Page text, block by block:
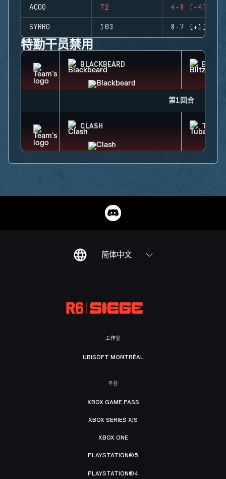
ACOG 72 4-8 (-4)
SYRRO 103 8-7 (+1)
特勤干员禁用
BLACKBEARD BLITZ
第1回合
CLASH
简体中文
工作室
UBISOFT MONTRÉAL
平台
XBOX GAME PASS
XBOX SERIES X|S
XBOX ONE
PLAYSTATION®5
PLAYSTATION®4